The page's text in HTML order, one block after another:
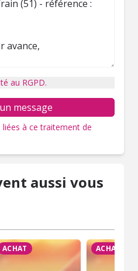
au RGPD.
message
à ce traitement de
aussi vous
ACHAT ACHAT